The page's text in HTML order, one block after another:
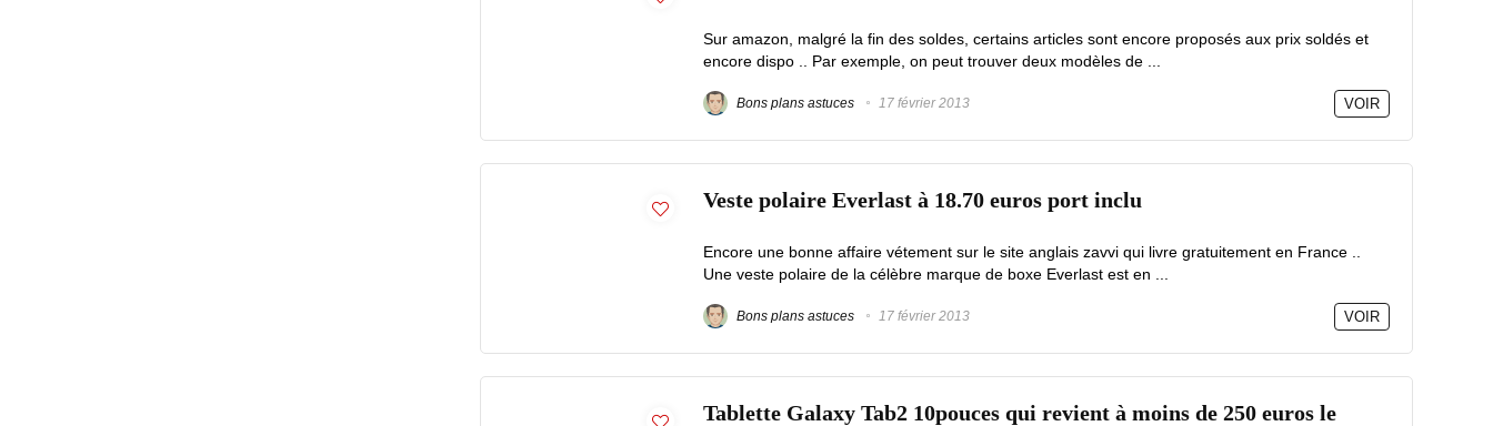
Sur amazon, malgré la fin des soldes, certains articles sont encore proposés aux prix soldés et
encore dispo .. Par exemple, on peut trouver deux modèles de ...
Bons plans astuces 17 février 2013 VOIR
Veste polaire Everlast à 18.70 euros port inclu
Encore une bonne affaire vétement sur le site anglais zavvi qui livre gratuitement en France ..
Une veste polaire de la célèbre marque de boxe Everlast est en ...
Bons plans astuces 17 février 2013 VOIR
Tablette Galaxy Tab2 10pouces qui revient à moins de 250 euros le